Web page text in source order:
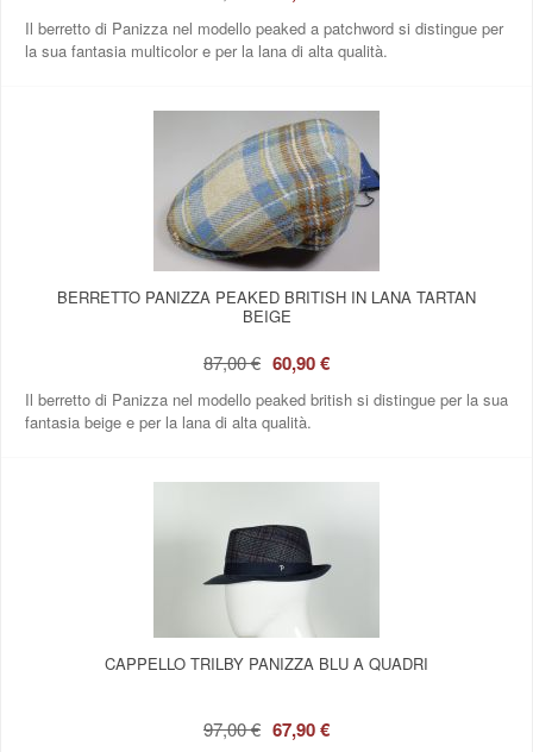
Il berretto di Panizza nel modello peaked a patchword si distingue per
la sua fantasia multicolor e per la lana di alta qualità.
BERRETTO PANIZZA PEAKED BRITISH IN LANA TARTAN
BEIGE
87,00 € 60,90 €
Il berretto di Panizza nel modello peaked british si distingue per la sua
fantasia beige e per la lana di alta qualità.
CAPPELLO TRILBY PANIZZA BLU A QUADRI
97,00 € 67,90 €